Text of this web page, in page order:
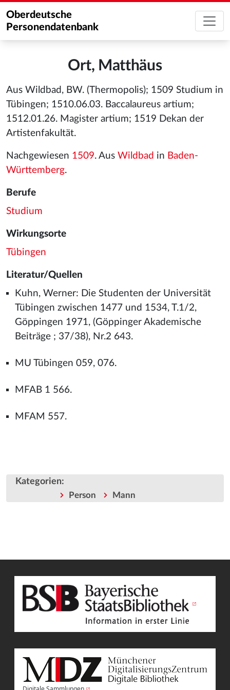
Oberdeutsche
Personendatenbank
Ort, Matthäus
Aus Wildbad, BW. (Thermopolis); 1509 Studium in
Tübingen; 1510.06.03. Baccalaureus artium;
1512.01.26. Magister artium; 1519 Dekan der
Artistenfakultät.
Nachgewiesen 1509. Aus Wildbad in Baden-
Württemberg.
Berufe
Studium
Wirkungsorte
Tübingen
Literatur/Quellen
Kuhn, Werner: Die Studenten der Universität
Tübingen zwischen 1477 und 1534, T.1/2,
Göppingen 1971, (Göppinger Akademische
Beiträge ; 37/38), Nr.2 643.
MU Tübingen 059, 076.
MFAB 1 566.
MFAM 557.
Kategorien:
Person Mann